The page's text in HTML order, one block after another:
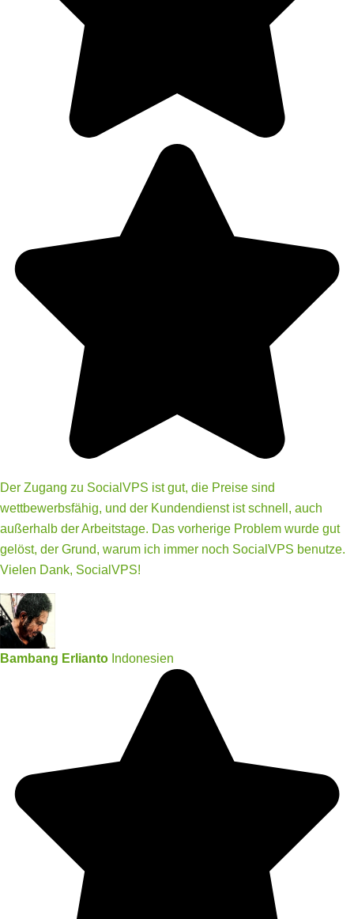
Der Zugang zu SocialVPS ist gut, die Preise sind
wettbewerbsfähig, und der Kundendienst ist schnell, auch
außerhalb der Arbeitstage. Das vorherige Problem wurde gut
gelöst, der Grund, warum ich immer noch SocialVPS benutze.
Vielen Dank, SocialVPS!
Bambang Erlianto Indonesien